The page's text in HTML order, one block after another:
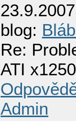
blog:
Re:
ATI x1250
Admin